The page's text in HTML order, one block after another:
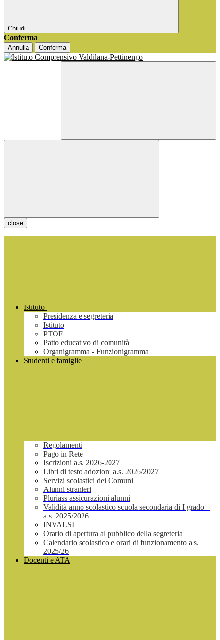
Chiudi
Conferma
Annulla Conferma
close
Istituto
Presidenza e segreteria
Istituto
PTOF
Patto educativo di comunità
Organigramma - Funzionigramma
Studenti e famiglie
Regolamenti
Pago in Rete
Iscrizioni a.s. 2026-2027
Libri di testo adozioni a.s. 2026/2027
Servizi scolastici dei Comuni
Alunni stranieri
Pluriass assicurazioni alunni
Validità anno scolastico scuola secondaria di I grado –
a.s. 2025/2026
INVALSI
Orario di apertura al pubblico della segreteria
Calendario scolastico e orari di funzionamento a.s.
2025/26
Docenti e ATA